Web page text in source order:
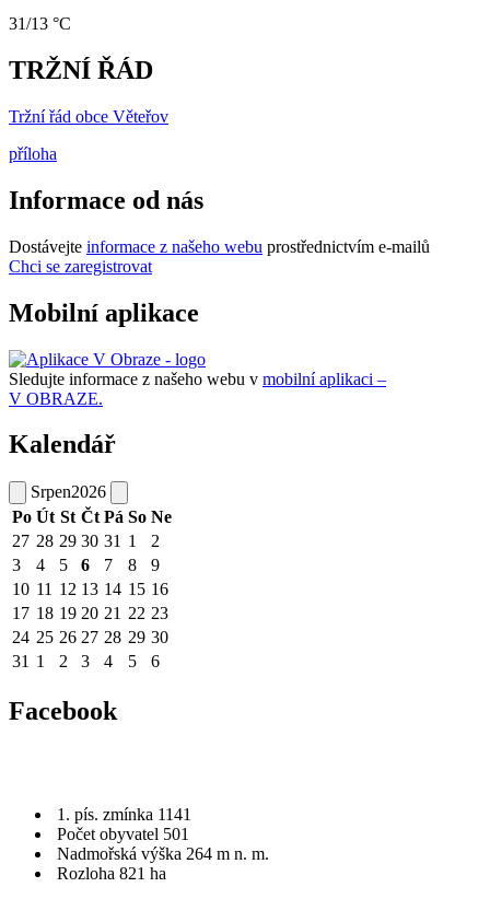
31/13 °C
TRŽNÍ ŘÁD
Tržní řád obce Věteřov
příloha
Informace od nás
Dostávejte informace z našeho webu prostřednictvím e-mailů
Chci se zaregistrovat
Mobilní aplikace
Sledujte informace z našeho webu v mobilní aplikaci –
V OBRAZE.
Kalendář
Srpen2026
Po Út St Čt Pá So Ne
27 28 29 30 31 1
2
3
4 5 6 7 8
9
10 11 12 13 14 15 16
17 18 19 20 21 22 23
24 25 26 27 28 29 30
31 1 2 3 4 5 6
Facebook
1. pís. zmínka 1141
Počet obyvatel 501
Nadmořská výška 264 m n. m.
Rozloha 821 ha